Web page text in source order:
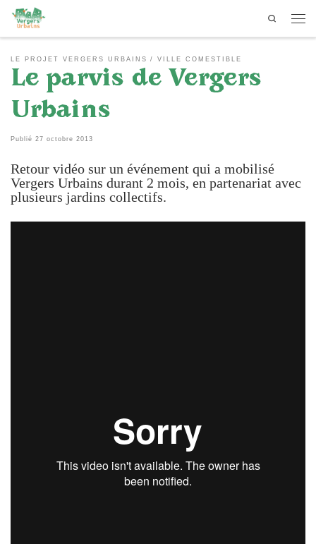
Passer au contenu
Search
LE PROJET VERGERS URBAINS VILLE COMESTIBLE
Le parvis de Vergers
Urbains
Publié 27 octobre 2013
Retour vidéo sur un événement qui a mobilisé
Vergers Urbains durant 2 mois, en partenariat avec
plusieurs jardins collectifs.